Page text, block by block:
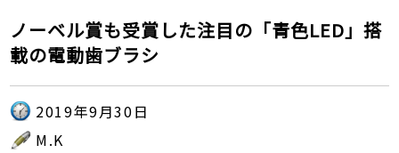
ノーベル賞も受賞した注目の「青色LED」搭
載の電動歯ブラシ
2019年9月30日
M.K